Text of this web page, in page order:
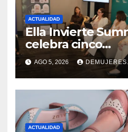
ACTUALIDAD
Ella Invierte
celebra cinco
añosimpulsando
mujeres a
independencia
AGO 5, 2026
ACTUALIDAD